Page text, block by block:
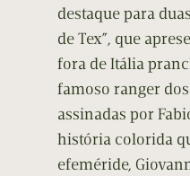
destaque para
de Tex”, que
fora de Itália
famoso ranger
assinadas por
história colorida
efeméride,